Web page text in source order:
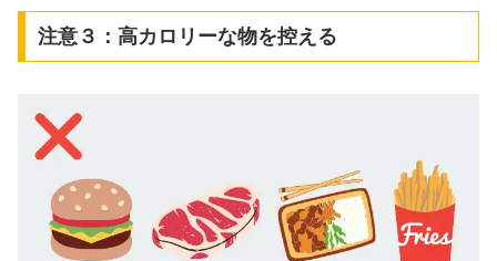
注意３：高カロリーな物を控える